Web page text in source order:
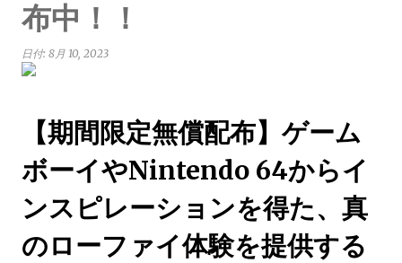
布中！！
日付: 8月 10, 2023
【期間限定無償配布】ゲーム
ボーイやNintendo 64からイ
ンスピレーションを得た、真
のローファイ体験を提供する